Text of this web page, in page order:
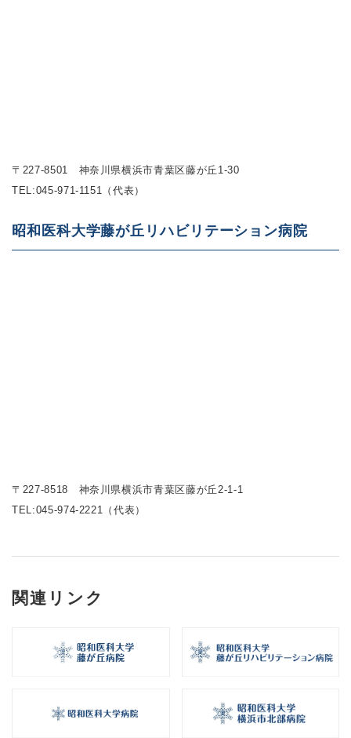
〒227-8501 神奈川県横浜市青葉区藤が丘1-30
TEL:045-971-1151（代表）
昭和医科大学藤が丘リハビリテーション病院
〒227-8518 神奈川県横浜市青葉区藤が丘2-1-1
TEL:045-974-2221（代表）
関連リンク